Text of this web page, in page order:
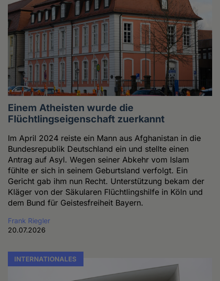
Einem Atheisten wurde die
Flüchtlingseigenschaft zuerkannt
Im April 2024 reiste ein Mann aus Afghanistan in die
Bundesrepublik Deutschland ein und stellte einen
Antrag auf Asyl. Wegen seiner Abkehr vom Islam
fühlte er sich in seinem Geburtsland verfolgt. Ein
Gericht gab ihm nun Recht. Unterstützung bekam der
Kläger von der Säkularen Flüchtlingshilfe in Köln und
dem Bund für Geistesfreiheit Bayern.
Frank Riegler
20.07.2026
INTERNATIONALES